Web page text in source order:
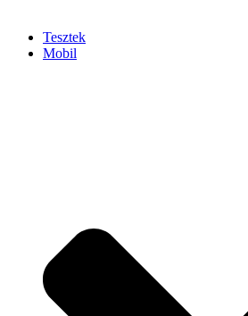
Tesztek
Mobil